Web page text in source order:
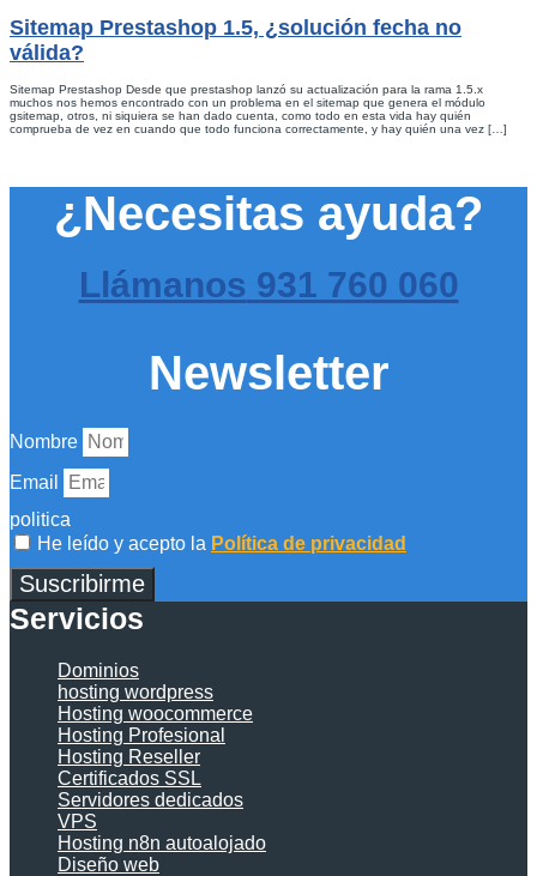
Sitemap Prestashop 1.5, ¿solución fecha no
válida?
Sitemap Prestashop Desde que prestashop lanzó su actualización para la rama 1.5.x
muchos nos hemos encontrado con un problema en el sitemap que genera el módulo
gsitemap, otros, ni siquiera se han dado cuenta, como todo en esta vida hay quién
comprueba de vez en cuando que todo funciona correctamente, y hay quién una vez […]
¿Necesitas ayuda?
Llámanos 931 760 060
Newsletter
Nombre
Email
politica
He leído y acepto la Política de privacidad
Suscribirme
Servicios
Dominios
hosting wordpress
Hosting woocommerce
Hosting Profesional
Hosting Reseller
Certificados SSL
Servidores dedicados
VPS
Hosting n8n autoalojado
Diseño web